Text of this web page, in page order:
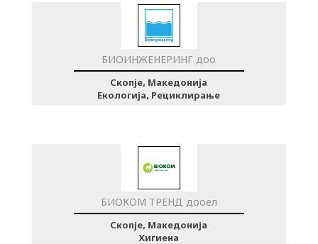
БИОИНЖЕНЕРИНГ доо
Скопје, Македонија
Екологија, Рециклирање
БИОКОМ ТРЕНД дооел
Скопје, Македонија
Хигиена